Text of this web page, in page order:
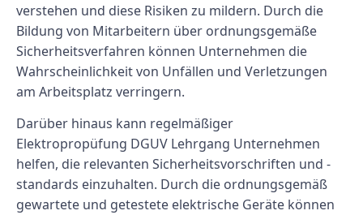
verstehen und diese Risiken zu mildern. Durch die
Bildung von Mitarbeitern über ordnungsgemäße
Sicherheitsverfahren können Unternehmen die
Wahrscheinlichkeit von Unfällen und Verletzungen
am Arbeitsplatz verringern.
Darüber hinaus kann regelmäßiger
Elektropropüfung DGUV Lehrgang Unternehmen
helfen, die relevanten Sicherheitsvorschriften und -
standards einzuhalten. Durch die ordnungsgemäß
gewartete und getestete elektrische Geräte können